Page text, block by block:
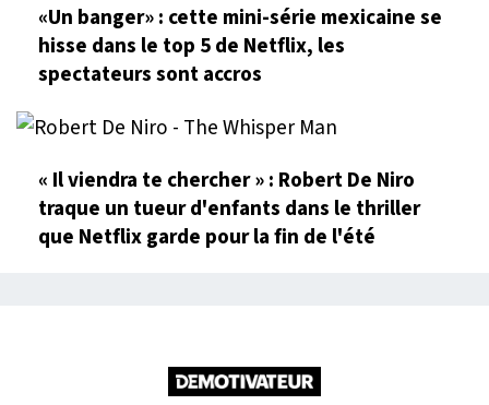
«Un banger» : cette mini-série mexicaine se
hisse dans le top 5 de Netflix, les
spectateurs sont accros
« Il viendra te chercher » : Robert De Niro
traque un tueur d'enfants dans le thriller
que Netflix garde pour la fin de l'été